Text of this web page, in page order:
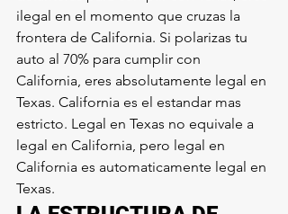
ilegal en el momento que cruzas la
frontera de California. Si polarizas tu
auto al 70% para cumplir con
California, eres absolutamente legal en
Texas. California es el estandar mas
estricto. Legal en Texas no equivale a
legal en California, pero legal en
California es automaticamente legal en
Texas.